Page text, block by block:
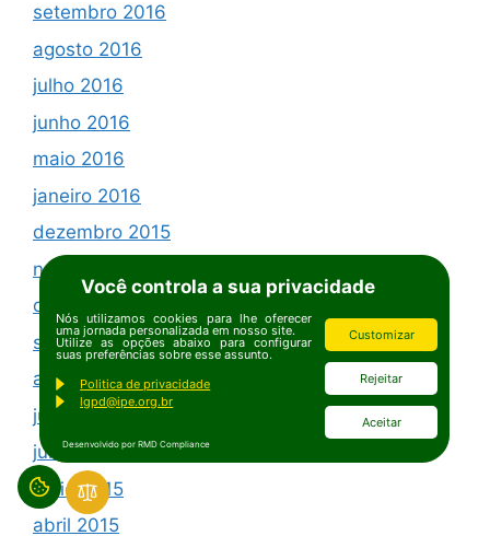
setembro 2016
agosto 2016
julho 2016
junho 2016
maio 2016
janeiro 2016
dezembro 2015
novembro 2015
outubro 2015
setembro 2015
agosto 2015
julho 2015
junho 2015
maio 2015
abril 2015
Você controla a sua privacidade
Nós utilizamos cookies para lhe oferecer
uma jornada personalizada em nosso site.
Utilize as opções abaixo para configurar
suas preferências sobre esse assunto.
Politica de privacidade
lgpd@ipe.org.br
Customizar
Rejeitar
Aceitar
Desenvolvido por RMD Compliance